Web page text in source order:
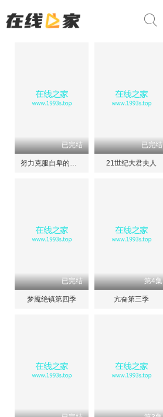
已完结
努力克服自卑的我们
已完结
21世纪大君夫人
已完结
梦魇绝镇第四季
第4集
亢奋第三季